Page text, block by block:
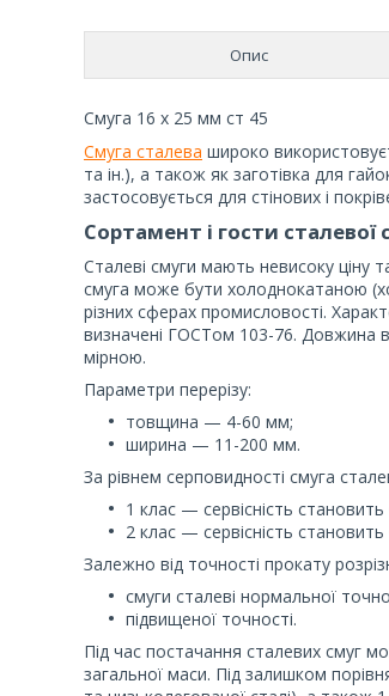
Опис
Смуга 16 х 25 мм ст 45
Смуга сталева широко
та ін.), а також як заготівка для
застосовується для стінових і
Сортамент і гости сталевої
Сталеві смуги мають невисоку ціну
смуга може бути холоднокатаною
різних сферах промисловості.
визначені ГОСТом 103-76. Довжина
мірною.
Параметри перерізу:
товщина — 4-60 мм;
ширина — 11-200 мм.
За рівнем серповидності смуга
1 клас — сервісність
2 клас — сервісність
Залежно від точності прокату
смуги сталеві нормальної
підвищеної точності.
Під час постачання сталевих смуг
загальної маси. Під залишком